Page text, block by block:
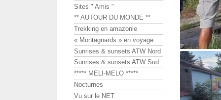
Sites " Amis "
** AUTOUR DU MONDE **
Trekking en amazonie
« Montagnards » en voyage
Sunrises & sunsets ATW Nord
Sunrises & sunsets ATW Sud
***** MELI-MELO *****
Nocturnes
Vu sur le NET